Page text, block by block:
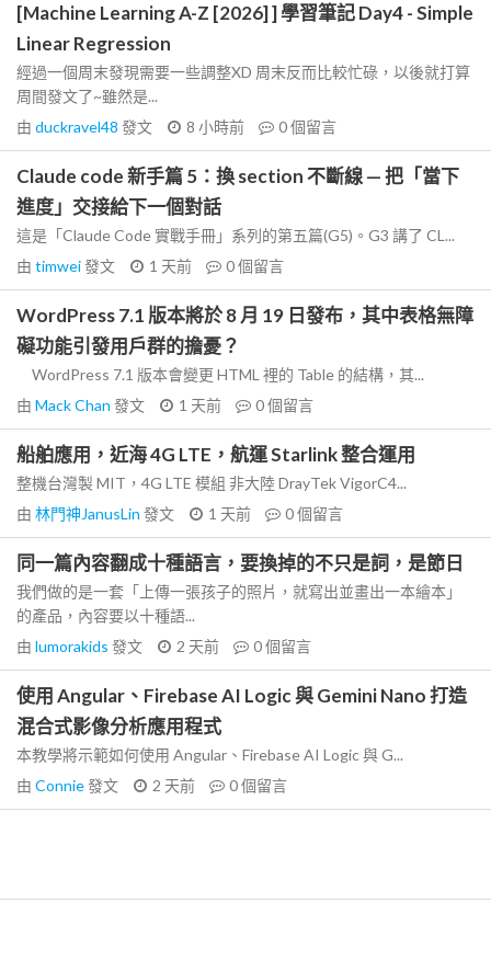
[Machine Learning A-Z [2026] ] 學習筆記 Day4 - Simple
Linear Regression
經過一個周末發現需要一些調整XD 周末反而比較忙碌，以後就打算
周間發文了~雖然是...
由 duckravel48 發文 8 小時前 0個留言
Claude code 新手篇 5：換 section 不斷線 — 把「當下
進度」交接給下一個對話
這是「Claude Code 實戰手冊」系列的第五篇(G5)。G3 講了 CL...
由 timwei發文 1 天前 0個留言
WordPress 7.1 版本將於 8 月 19 日發布，其中表格無障
礙功能引發用戶群的擔憂？
WordPress 7.1 版本會變更 HTML 裡的 Table 的結構，其...
由 Mack Chan 發文 1 天前 0個留言
船舶應用，近海 4G LTE，航運 Starlink 整合運用
整機台灣製 MIT，4G LTE 模組 非大陸 DrayTek VigorC4...
由 林門神JanusLin 發文 1 天前 0個留言
同一篇內容翻成十種語言，要換掉的不只是詞，是節日
我們做的是一套「上傳一張孩子的照片，就寫出並畫出一本繪本」
的產品，內容要以十種語...
由 lumorakids 發文 2 天前 0個留言
使用 Angular、Firebase AI Logic 與 Gemini Nano 打造
混合式影像分析應用程式
本教學將示範如何使用 Angular、Firebase AI Logic 與 G...
由 Connie發文 2 天前 0個留言